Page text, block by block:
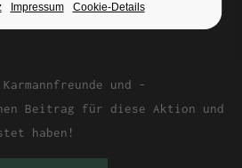
und -
Beitrag für diese Aktion und
haben!
Impressum Cookie-Details